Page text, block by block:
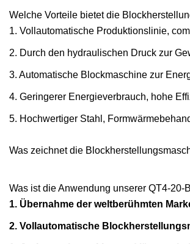
Welche Vorteile bietet die
1. Vollautomatische Produktionslinie,
2. Durch den hydraulischen Druck zur
3. Automatische Blockmaschine zur
4. Geringerer Energieverbrauch, hohe
5. Hochwertiger Stahl,
Was zeichnet die
Was ist die Anwendung unserer QT4-
1. Übernahme der weltberühmten
2. Vollautomatische